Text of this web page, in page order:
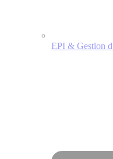
EPI & Gestion